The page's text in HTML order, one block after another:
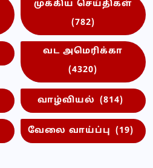
முக்கிய செய்திகள்
(782)
வட அமெரிக்கா
(4320)
வாழ்வியல் (814)
வேலை வாய்ப்பு (19)